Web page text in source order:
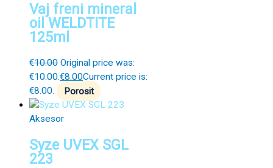
Vaj freni mineral
oil WELDTITE
125ml
€10.00 Original price was:
€10.00.€8.00Current price is:
€8.00.
Porosit
Aksesor
Syze UVEX SGL
223